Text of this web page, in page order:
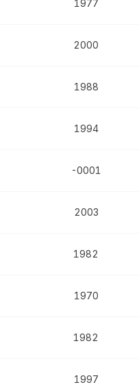
1977
2000
1988
1994
-0001
2003
1982
1970
1982
1997